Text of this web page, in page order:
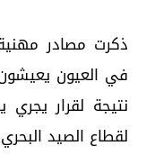
ذكرت مصادر
في العيون
نتيجة لقرار يجري
لقطاع الصيد